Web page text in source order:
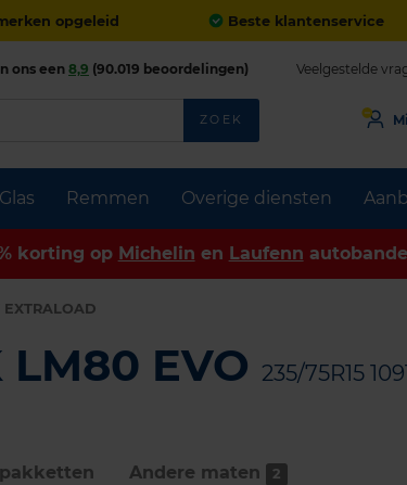
opgeleid Beste klantenservice
Glas Remmen Overige diensten
ons een 8,9 (90.019 beoordelingen) Veelgestelde
ZOEK
korting op Michelin en Laufenn
EXTRALOAD
EVO 235/75R15
Andere maten 2